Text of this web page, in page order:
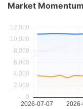
Market Momentum